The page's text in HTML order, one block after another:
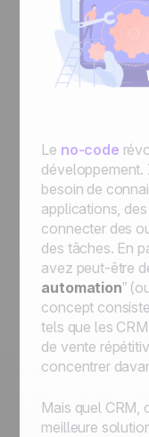
Le no-code
développement.
besoin de
applications,
connecter des
des tâches. En
avez peut-être
automation”
concept
tels que les
de vente
concentrer
Mais quel CRM,
meilleure